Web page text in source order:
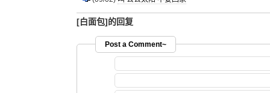
[白面包]的回复
Post a Comment~